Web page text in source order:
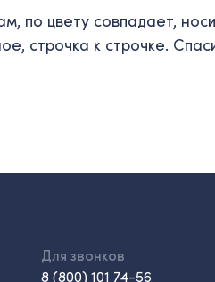
по цвету совпадает,
строчка к строчке.
Для звонков
8 (800) 101 74-56